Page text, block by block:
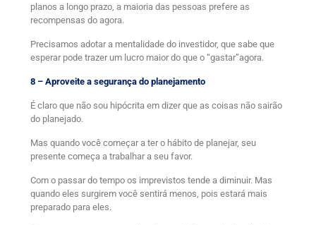
planos a longo prazo, a maioria das pessoas prefere as
recompensas do agora.
Precisamos adotar a mentalidade do investidor, que sabe que
esperar pode trazer um lucro maior do que o “gastar”agora.
8 – Aproveite a segurança do planejamento
É claro que não sou hipócrita em dizer que as coisas não sairão
do planejado.
Mas quando você começar a ter o hábito de planejar, seu
presente começa a trabalhar a seu favor.
Com o passar do tempo os imprevistos tende a diminuir. Mas
quando eles surgirem você sentirá menos, pois estará mais
preparado para eles.